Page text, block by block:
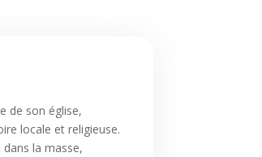
de son église,
locale et religieuse.
la masse,